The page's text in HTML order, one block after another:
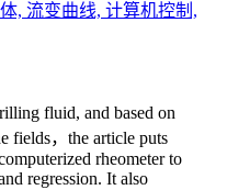
, 流变曲线, 计算机控制,
fluid, and based on
fields，the article puts
rheometer to
regression. It also